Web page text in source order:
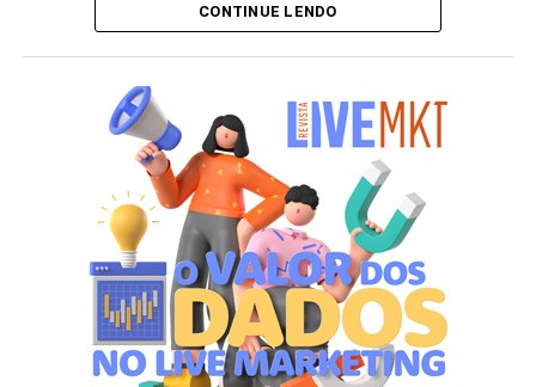
de setembro de 2026. Após a divulgação do resultado
oficial, os vencedores terão até o dia 16 de setembro para
realizar a retirada presencial dos ingressos e brindes no
espaço Villa Atende, localizado no piso G1 do shopping.
“O SP Open é um torneio muito relevante para a cidade e
para essa região. Como estamos no evento de forma tão
profunda, nada mais justo do que proporcionar essa
experiência para alguns dos nossos clientes fiéis”,
destaca Aline Ivanov, gerente de marketing do Shopping
Villa Lobos.
CONTINUE LENDO